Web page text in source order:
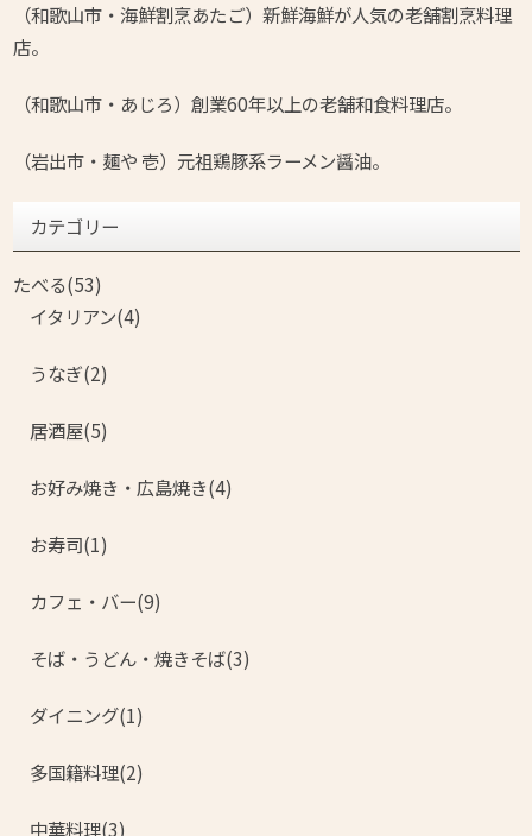
（和歌山市・海鮮割烹あたご）新鮮海鮮が人気の老舗割烹料理
店。
（和歌山市・あじろ）創業60年以上の老舗和食料理店。
（岩出市・麺や 壱）元祖鶏豚系ラーメン醤油。
カテゴリー
たべる(53)
イタリアン(4)
うなぎ(2)
居酒屋(5)
お好み焼き・広島焼き(4)
お寿司(1)
カフェ・バー(9)
そば・うどん・焼きそば(3)
ダイニング(1)
多国籍料理(2)
中華料理(3)